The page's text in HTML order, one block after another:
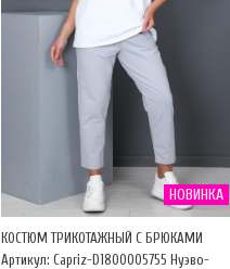
НОВИНКА
КОСТЮМ ТРИКОТАЖНЫЙ С БРЮКАМИ
Артикул: Capriz-D1800005755 Нуэво-